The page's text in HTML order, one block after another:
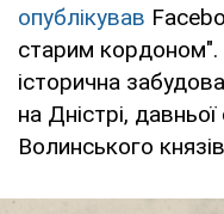
опублікував
старим
історична
на Дністрі,
Волинського